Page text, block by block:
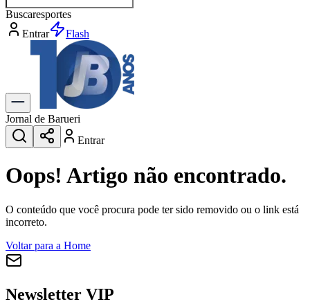
Buscaresport
Entrar
Flash
Jornal de Barueri
Entrar
Oops! Artigo não encontrado.
O conteúdo que você procura pode ter sido removido ou o link está
incorreto.
Voltar para a Home
Newsletter VIP